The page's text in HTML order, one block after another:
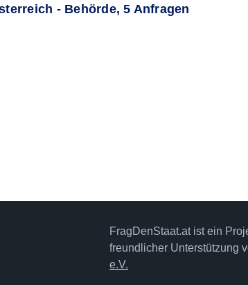
- Behörde, 5 Anfragen
FragDenStaat.at ist ein
freundlicher Unterstützung
e.V.